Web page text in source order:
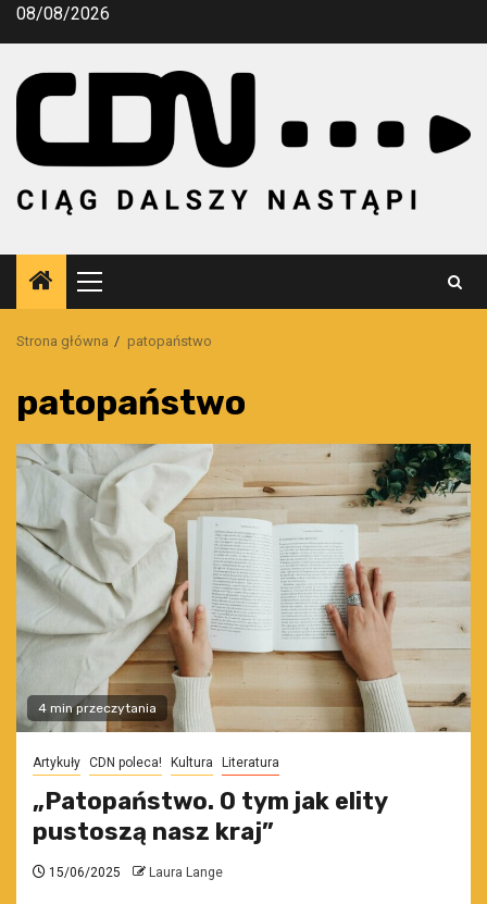
Przejdź
08/08/2026
Menu
główne
Strona główna patopaństwo
patopaństwo
4 min przeczytania
Artykuły CDN poleca! Kultura Literatura
„Patopaństwo. O tym jak elity
pustoszą nasz kraj”
15/06/2025 Laura Lange